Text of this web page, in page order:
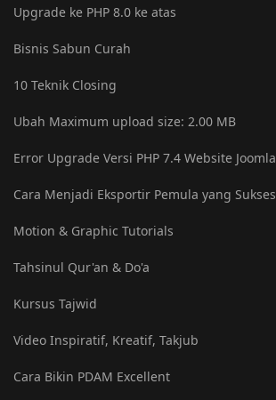
Upgrade ke PHP 8.0 ke atas
Bisnis Sabun Curah
10 Teknik Closing
Ubah Maximum upload size: ‎2.00 MB
Error Upgrade Versi PHP 7.4 Website Joomla
Cara Menjadi Eksportir Pemula yang Sukses
Motion & Graphic Tutorials
Tahsinul Qur'an & Do'a
Kursus Tajwid
Video Inspiratif, Kreatif, Takjub
Cara Bikin PDAM Excellent